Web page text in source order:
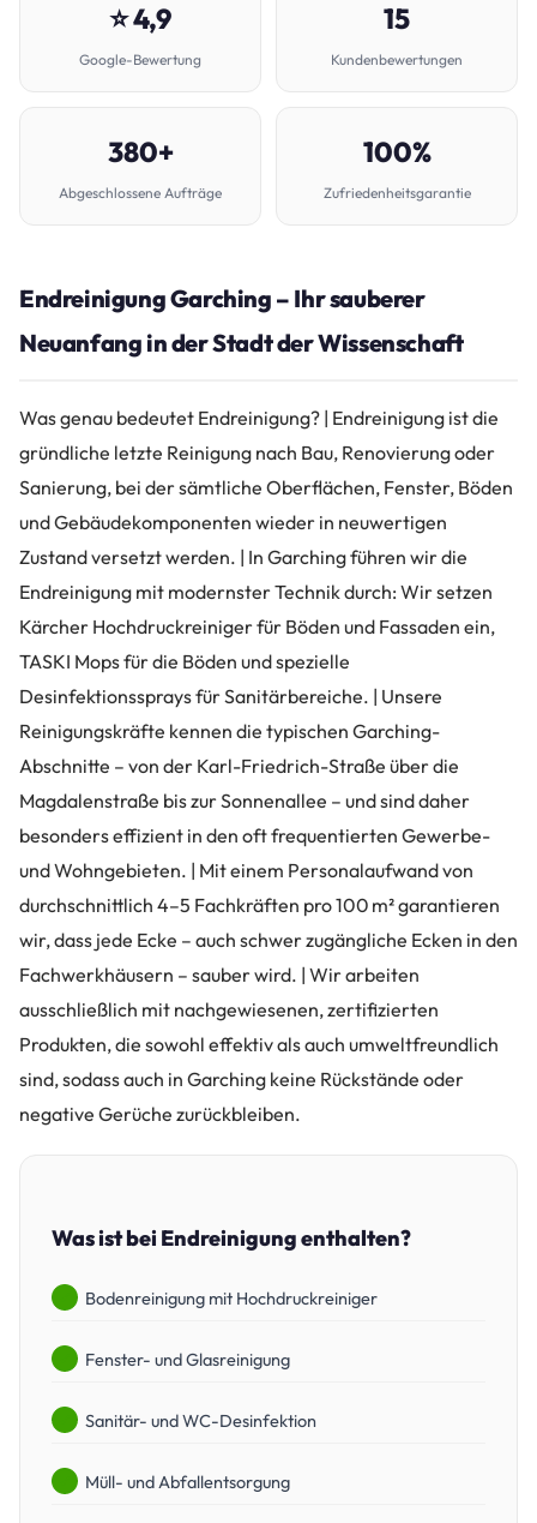
⭐ 4,9
Google-Bewertung
15
Kundenbewertungen
380+
Abgeschlossene Aufträge
100%
Zufriedenheitsgarantie
Endreinigung Garching – Ihr sauberer
Neuanfang in der Stadt der Wissenschaft
Was genau bedeutet Endreinigung? | Endreinigung ist die
gründliche letzte Reinigung nach Bau, Renovierung oder
Sanierung, bei der sämtliche Oberflächen, Fenster, Böden
und Gebäudekomponenten wieder in neuwertigen
Zustand versetzt werden. | In Garching führen wir die
Endreinigung mit modernster Technik durch: Wir setzen
Kärcher Hochdruckreiniger für Böden und Fassaden ein,
TASKI Mops für die Böden und spezielle
Desinfektionssprays für Sanitärbereiche. | Unsere
Reinigungskräfte kennen die typischen Garching-
Abschnitte – von der Karl-Friedrich-Straße über die
Magdalenstraße bis zur Sonnenallee – und sind daher
besonders effizient in den oft frequentierten Gewerbe-
und Wohngebieten. | Mit einem Personalaufwand von
durchschnittlich 4–5 Fachkräften pro 100 m² garantieren
wir, dass jede Ecke – auch schwer zugängliche Ecken in den
Fachwerkhäusern – sauber wird. | Wir arbeiten
ausschließlich mit nachgewiesenen, zertifizierten
Produkten, die sowohl effektiv als auch umweltfreundlich
sind, sodass auch in Garching keine Rückstände oder
negative Gerüche zurückbleiben.
Was ist bei Endreinigung enthalten?
Bodenreinigung mit Hochdruckreiniger
Fenster- und Glasreinigung
Sanitär- und WC-Desinfektion
Müll- und Abfallentsorgung